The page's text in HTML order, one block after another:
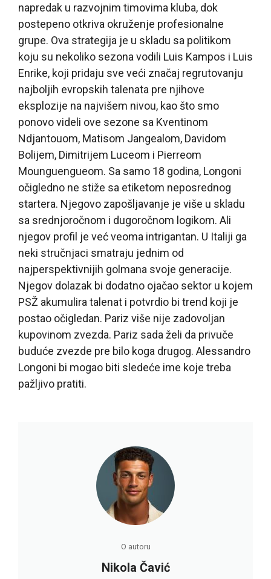
napredak u razvojnim timovima kluba, dok
postepeno otkriva okruženje profesionalne
grupe. Ova strategija je u skladu sa politikom
koju su nekoliko sezona vodili Luis Kampos i Luis
Enrike, koji pridaju sve veći značaj regrutovanju
najboljih evropskih talenata pre njihove
eksplozije na najvišem nivou, kao što smo
ponovo videli ove sezone sa Kventinom
Ndjantouom, Matisom Jangealom, Davidom
Bolijem, Dimitrijem Luceom i Pierreom
Mounguengueom. Sa samo 18 godina, Longoni
očigledno ne stiže sa etiketom neposrednog
startera. Njegovo zapošljavanje je više u skladu
sa srednjoročnom i dugoročnom logikom. Ali
njegov profil je već veoma intrigantan. U Italiji ga
neki stručnjaci smatraju jednim od
najperspektivnijih golmana svoje generacije.
Njegov dolazak bi dodatno ojačao sektor u kojem
PSŽ akumulira talenat i potvrdio bi trend koji je
postao očigledan. Pariz više nije zadovoljan
kupovinom zvezda. Pariz sada želi da privuče
buduće zvezde pre bilo koga drugog. Alessandro
Longoni bi mogao biti sledeće ime koje treba
pažljivo pratiti.
O autoru
Nikola Čavić